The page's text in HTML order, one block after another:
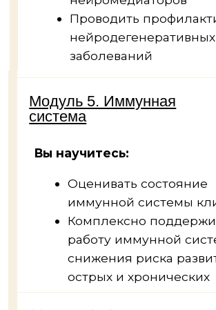
Основы эпигенетики
Генетика. Введение. Основные
понятия
Обзор генетических тестов.
Работа с сырыми данными
Метилирование
Генетика метилирования
нарушения метилирования
система
Голодание. Аутофагия
Окислительный стресс
Генетика детокса
и антиоксидантной системы
Можно ли обмануть генетику
Генетика системы гемостаза